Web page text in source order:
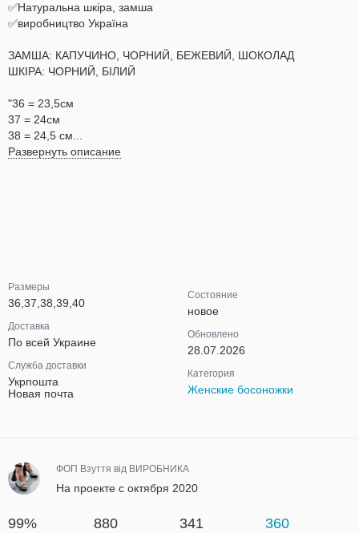
✅Натуральна шкіра, замша
✅виробництво Україна
ЗАМША: КАПУЧИНО, ЧОРНИЙ, БЕЖЕВИЙ, ШОКОЛАД
ШКІРА: ЧОРНИЙ, БІЛИЙ
"36 = 23,5см
37 = 24см
38 = 24,5 см...
Развернуть описание
Размеры
36,37,38,39,40
Доставка
По всей Украине
Служба доставки
Укрпошта
Новая почта
Состояние
новое
Обновлено
28.07.2026
Категория
Женские босоножки
ФОП Взуття від ВИРОБНИКА
На проекте с октября 2020
99% 880 341 360